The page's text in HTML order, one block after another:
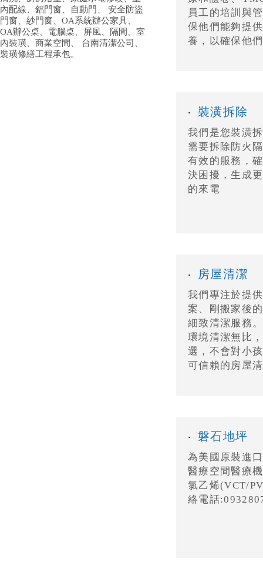
內配線、鋁門窗、自動門、 安全防盜
門窗、紗門窗、OA系統辦公家具、
OA辦公桌、電腦桌、屏風、隔間、室
內裝璜、商業空間、 台南清潔公司、
裝璜修繕工程承包。
員工的培訓與
保他們能夠提
養，以確保他
‧ 裝潢拆除
我們是您裝潢
需要拆除防火
有效的服務，
決困擾，生成
的來電
‧ 房屋清潔
我們專注於提
案、剛搬家後
細致清潔服務
環境清潔無比
選，不會對小
可信賴的房屋
‧ 磐石地坪
為美國原裝進
醫療空間醫療
氯乙烯(VCT/
絡電話